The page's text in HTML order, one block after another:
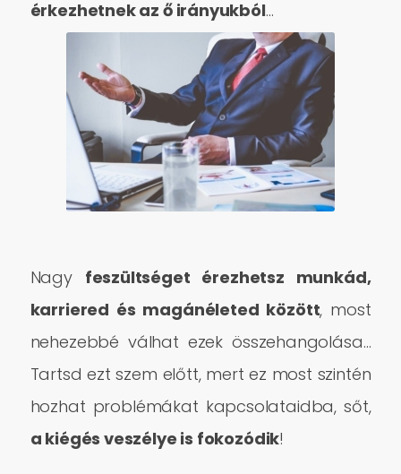
érkezhetnek az ő irányukból…
Nagy feszültséget érezhetsz munkád,
karriered és magánéleted között, most
nehezebbé válhat ezek összehangolása…
Tartsd ezt szem előtt, mert ez most szintén
hozhat problémákat kapcsolataidba, sőt,
a kiégés veszélye is fokozódik!